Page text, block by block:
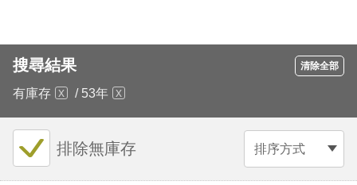
搜尋結果 清除全部
有庫存 / 53年
排序方式
排除無庫存